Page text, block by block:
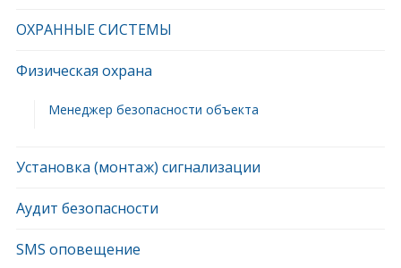
ОХРАННЫЕ СИСТЕМЫ
Физическая охрана
Менеджер безопасности объекта
Установка (монтаж) сигнализации
Аудит безопасности
SMS оповещение